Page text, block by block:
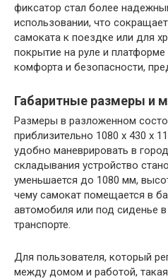
фиксатор стал более
использовании, что
самоката к поездке или для
покрытие на руле и
комфорта и безопасности,
Габаритные размеры и
Размеры в разложенном
приблизительно 1080 х 430 х
удобно маневрировать в
складывания устройство
уменьшается до 1080 мм,
чему самокат помещается в
автомобиля или под сиденье
транспорте.
Для пользователя, который
между домом и работой,